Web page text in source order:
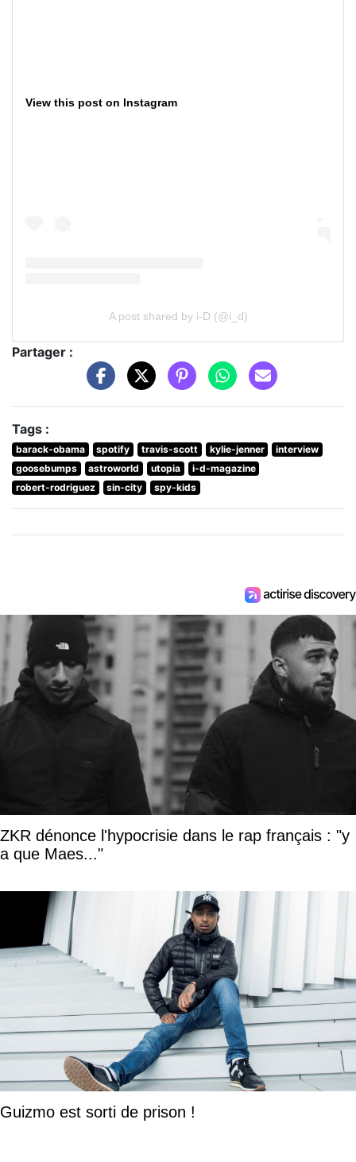
View this post on Instagram
A post shared by i-D (@i_d)
Partager :
Tags :
barack-obama spotify travis-scott kylie-jenner
interview
goosebumps
astroworld utopia
i-d-magazine
robert-rodriguez
sin-city spy-kids
ZKR dénonce l'hypocrisie dans le rap français : "y
a que Maes..."
Guizmo est sorti de prison !